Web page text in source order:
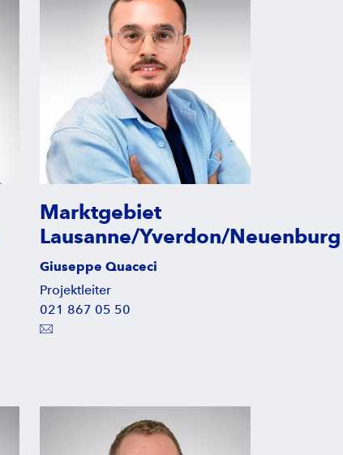
Marktgebiet
Lausanne/Yverdon/Neuenburg
Giuseppe Quaceci
Projektleiter
021 867 05 50